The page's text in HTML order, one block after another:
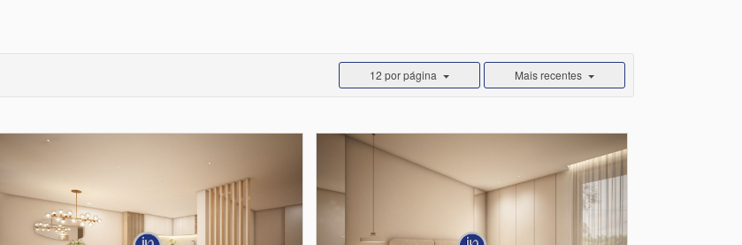
12 por página Mais recentes